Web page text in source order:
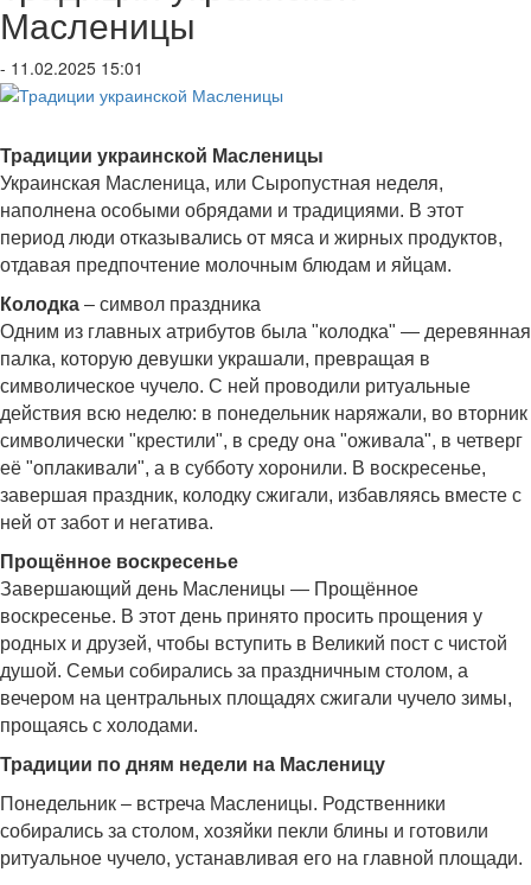
Масленицы
- 11.02.2025 15:01
Традиции украинской Масленицы
Украинская Масленица, или Сыропустная неделя,
наполнена особыми обрядами и традициями. В этот
период люди отказывались от мяса и жирных продуктов,
отдавая предпочтение молочным блюдам и яйцам.
Колодка – символ праздника
Одним из главных атрибутов была "колодка" — деревянная
палка, которую девушки украшали, превращая в
символическое чучело. С ней проводили ритуальные
действия всю неделю: в понедельник наряжали, во вторник
символически "крестили", в среду она "оживала", в четверг
её "оплакивали", а в субботу хоронили. В воскресенье,
завершая праздник, колодку сжигали, избавляясь вместе с
ней от забот и негатива.
Прощённое воскресенье
Завершающий день Масленицы — Прощённое
воскресенье. В этот день принято просить прощения у
родных и друзей, чтобы вступить в Великий пост с чистой
душой. Семьи собирались за праздничным столом, а
вечером на центральных площадях сжигали чучело зимы,
прощаясь с холодами.
Традиции по дням недели на Масленицу
Понедельник – встреча Масленицы. Родственники
собирались за столом, хозяйки пекли блины и готовили
ритуальное чучело, устанавливая его на главной площади.